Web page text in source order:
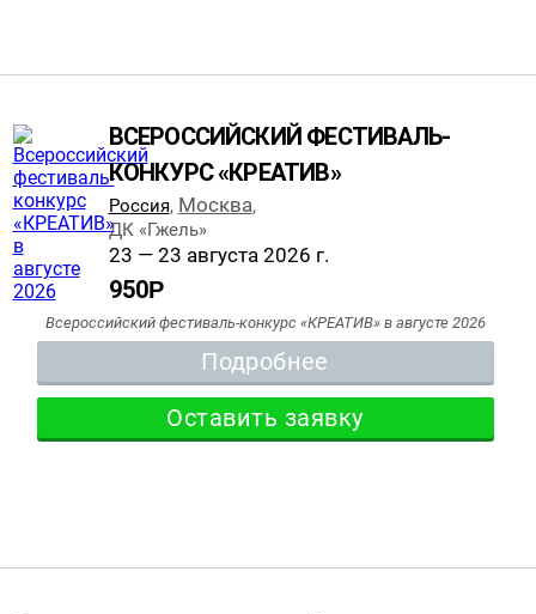
ВСЕРОССИЙСКИЙ ФЕСТИВАЛЬ-
КОНКУРС «КРЕАТИВ»
Россия, Москва,
ДК «Гжель»
23 — 23 августа 2026 г.
950Р
Всероссийский фестиваль-конкурс «КРЕАТИВ» в августе 2026
Подробнее
Оставить заявку